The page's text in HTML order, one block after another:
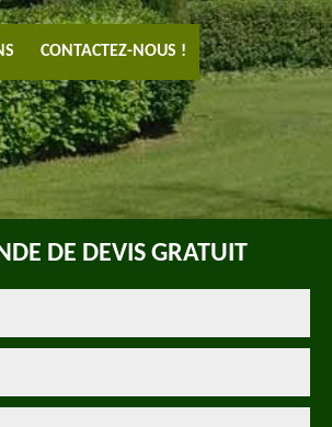
CONTACTEZ-NOUS !
DE DEVIS GRATUIT